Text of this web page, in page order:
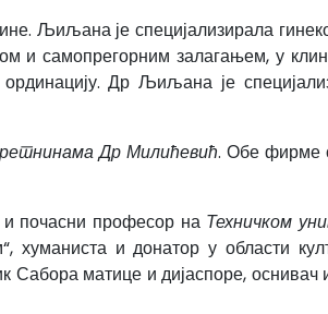
Љиљана је специјализирала
и самопрегорним залагањем, у
Др Љиљана је
Др Милићевић. Обе фирме
и почасни професор на Техничком
и донатор у области
Сабора матице и дијаспоре, оснивач